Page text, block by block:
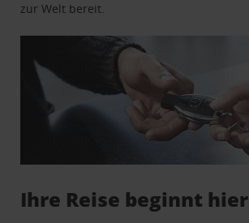
zur Welt bereit.
Ihre Reise beginnt hier